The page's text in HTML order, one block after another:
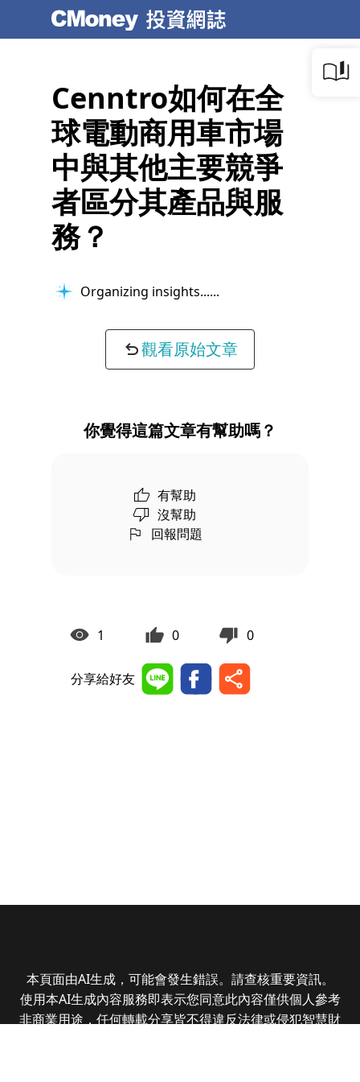
Cenntro如何在全
球電動商用車市場
中與其他主要競爭
者區分其產品與服
務？
Organizing insights...
觀看原始文章
你覺得這篇文章有幫助嗎？
有幫助
沒幫助
回報問題
1 0 0
分享給好友
本頁面由AI生成，可能會發生錯誤。請查核重要資訊。
使用本AI生成內容服務即表示您同意此內容僅供個人參考
非商業用途，任何轉載分享皆不得違反法律或侵犯智慧財